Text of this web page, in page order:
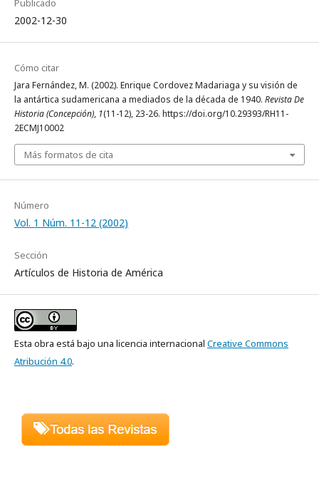
Publicado
2002-12-30
Cómo citar
Jara Fernández, M. (2002). Enrique Cordovez Madariaga y su visión de
la antártica sudamericana a mediados de la década de 1940. Revista De
Historia (Concepción), 1(11-12), 23-26. https://doi.org/10.29393/RH11-
2ECMJ10002
Más formatos de cita
Número
Vol. 1 Núm. 11-12 (2002)
Sección
Artículos de Historia de América
Esta obra está bajo una licencia internacional Creative Commons
Atribución 4.0.